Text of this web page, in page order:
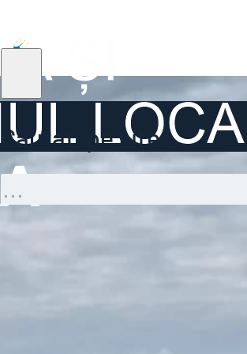
Căutați pe site ...